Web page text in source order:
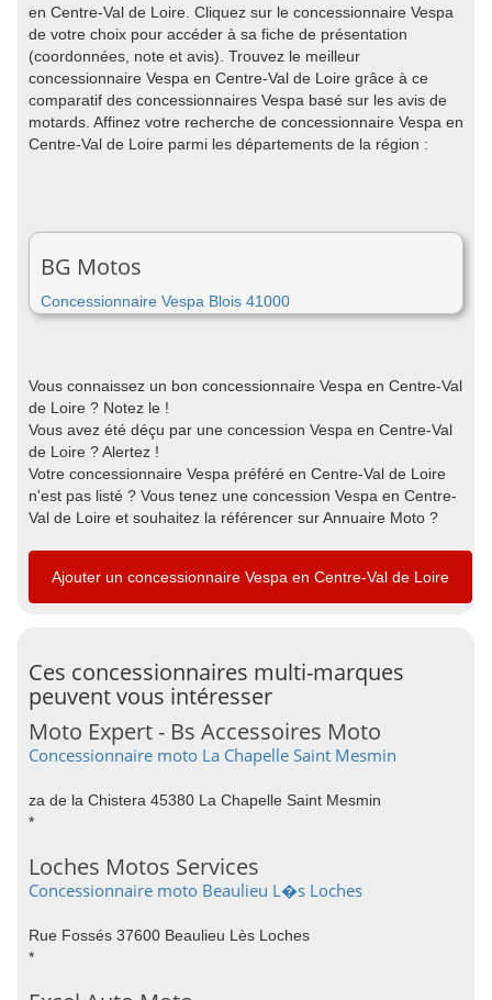
en Centre-Val de Loire. Cliquez sur le concessionnaire Vespa
de votre choix pour accéder à sa fiche de présentation
(coordonnées, note et avis). Trouvez le meilleur
concessionnaire Vespa en Centre-Val de Loire grâce à ce
comparatif des concessionnaires Vespa basé sur les avis de
motards. Affinez votre recherche de concessionnaire Vespa en
Centre-Val de Loire parmi les départements de la région :
BG Motos
Concessionnaire Vespa Blois 41000
Vous connaissez un bon concessionnaire Vespa en Centre-Val
de Loire ? Notez le !
Vous avez été déçu par une concession Vespa en Centre-Val
de Loire ? Alertez !
Votre concessionnaire Vespa préféré en Centre-Val de Loire
n'est pas listé ? Vous tenez une concession Vespa en Centre-
Val de Loire et souhaitez la référencer sur Annuaire Moto ?
Ajouter un concessionnaire Vespa en Centre-Val de Loire
Ces concessionnaires multi-marques
peuvent vous intéresser
Moto Expert - Bs Accessoires Moto
Concessionnaire moto La Chapelle Saint Mesmin
za de la Chistera 45380 La Chapelle Saint Mesmin
*
Loches Motos Services
Concessionnaire moto Beaulieu L�s Loches
Rue Fossés 37600 Beaulieu Lès Loches
*